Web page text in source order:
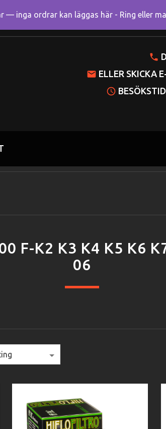
Mitt konto
ELLER SKICKA
F-K2 K3 K4 K5 K6
06
— inga ordrar kan läggas här - Ring eller